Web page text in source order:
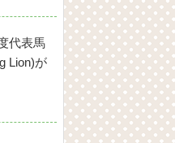
代表馬
Lion)が